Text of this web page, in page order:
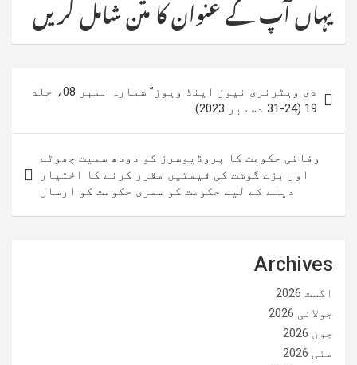
یہاں آپ کے عنوان کا متن شامل کریں
کی
نیویگیشن
دی ویٹرنری نیوز اینڈ ویوز” شمارہ نمبر 08، جلد
19 (24-31 دسمبر 2023)
وفاقی حکومت کا پروڈیوسرز کو دودھ سمیت چھوٹے
اور بڑے گوشت کی قیمتیں مقرر کرنے کا اختیار
دینے کے لیے حکومت کو سمری حکومت کو ارسال
Archives
اگست 2026
جولائی 2026
جون 2026
مئی 2026